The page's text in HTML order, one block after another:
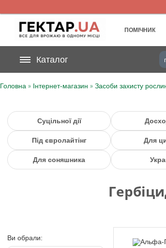
ПОМІЧНИК
UA
На вашому
бонусному рахунку
Щоденник
Доставка
Відгуки
Каталог
Головна » Інтернет-магазин » Засоби захисту
Суцільної дії
Під євролайтінг Для
Для соняшника
Ви обрали: